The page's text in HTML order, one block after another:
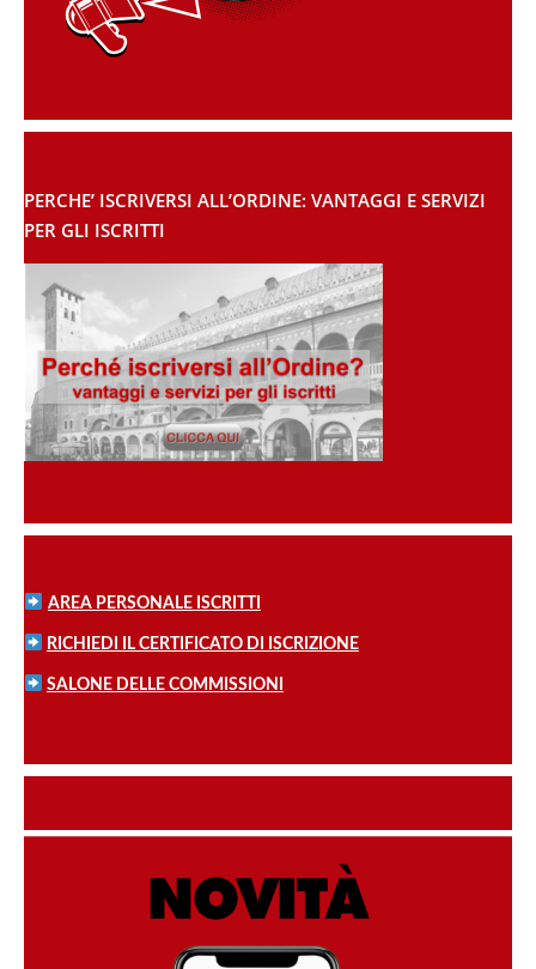
PERCHE’ ISCRIVERSI ALL’ORDINE: VANTAGGI E SERVIZI
PER GLI ISCRITTI
AREA PERSONALE ISCRITTI
RICHIEDI IL CERTIFICATO DI ISCRIZIONE
SALONE DELLE COMMISSIONI